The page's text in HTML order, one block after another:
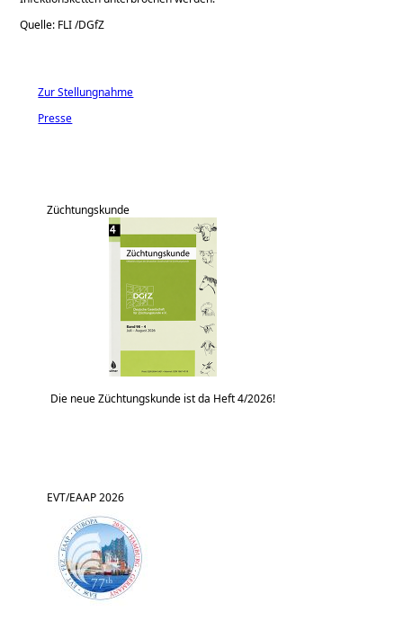
Quelle: FLI /DGfZ
Zur Stellungnahme
Presse
Züchtungskunde
Die neue Züchtungskunde ist da Heft 4/2026!
EVT/EAAP 2026